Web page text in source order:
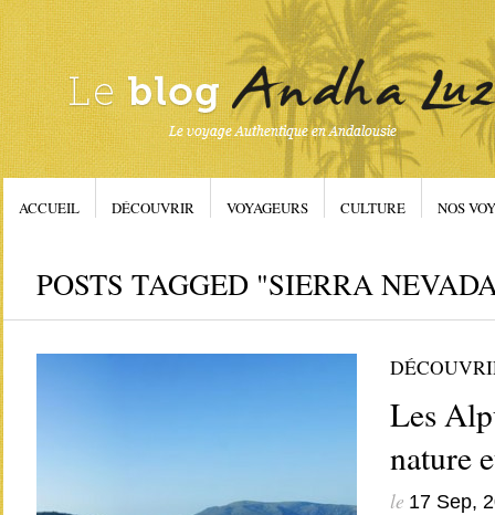
ACCUEIL DÉCOUVRIR VOYAGEURS CULTURE NOS
POSTS TAGGED "SIERRA
Les
nature
le 17 Sep,